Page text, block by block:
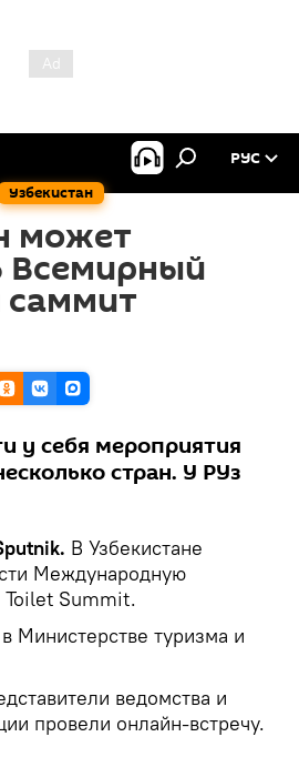
Узбекистан
РУС
может
Всемирный
саммит
у себя мероприятия
стран. У РУз
В Узбекистане
Международную
Summit.
в Министерстве туризма и
ведомства и
провели онлайн-встречу.